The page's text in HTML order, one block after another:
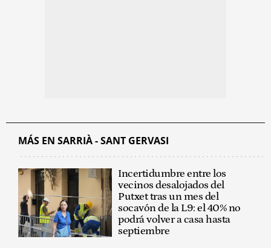
MÁS EN SARRIÀ - SANT GERVASI
Incertidumbre entre los
vecinos desalojados del
Putxet tras un mes del
socavón de la L9: el 40% no
podrá volver a casa hasta
septiembre